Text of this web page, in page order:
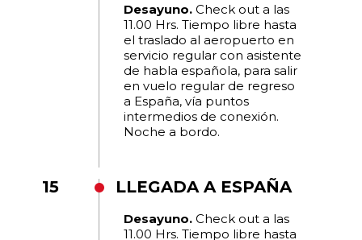
Desayuno. Check out a las
11.00 Hrs. Tiempo libre hasta
el traslado al aeropuerto en
servicio regular con asistente
de habla española, para salir
en vuelo regular de regreso
a España, vía puntos
intermedios de conexión.
Noche a bordo.
15 LLEGADA A ESPAÑA
Desayuno. Check out a las
11.00 Hrs. Tiempo libre hasta